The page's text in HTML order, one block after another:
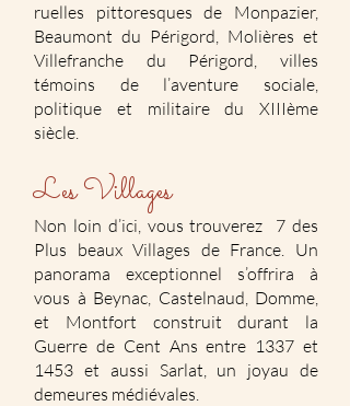
ruelles pittoresques de Monpazier,
Beaumont du Périgord, Molières et
Villefranche du Périgord, villes
témoins de l’aventure sociale,
politique et militaire du XIIIème
siècle.
Les Villages
Non loin d’ici, vous trouverez 7 des
Plus beaux Villages de France. Un
panorama exceptionnel s’offrira à
vous à Beynac, Castelnaud, Domme,
et Montfort construit durant la
Guerre de Cent Ans entre 1337 et
1453 et aussi Sarlat, un joyau de
demeures médiévales.